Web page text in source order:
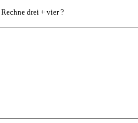
Rechne drei + vier ?